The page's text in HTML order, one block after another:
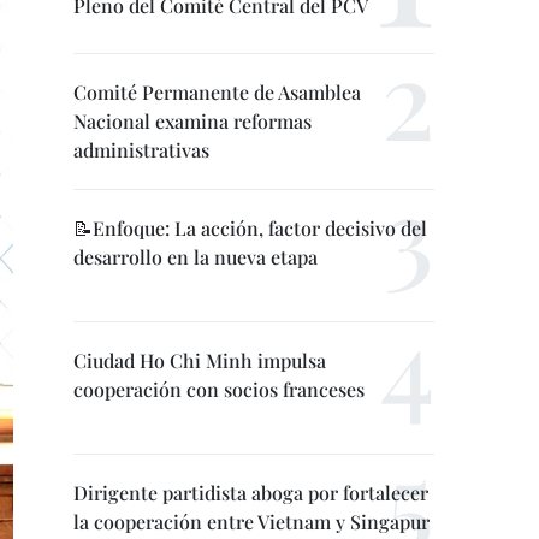
Pleno del Comité Central del PCV
Comité Permanente de Asamblea
Nacional examina reformas
administrativas
📝Enfoque: La acción, factor decisivo del
desarrollo en la nueva etapa
Ciudad Ho Chi Minh impulsa
cooperación con socios franceses
Dirigente partidista aboga por fortalecer
la cooperación entre Vietnam y Singapur